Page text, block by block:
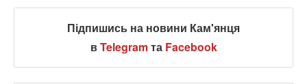
Підпишись на новини Кам'янця
вTelegramта Facebook